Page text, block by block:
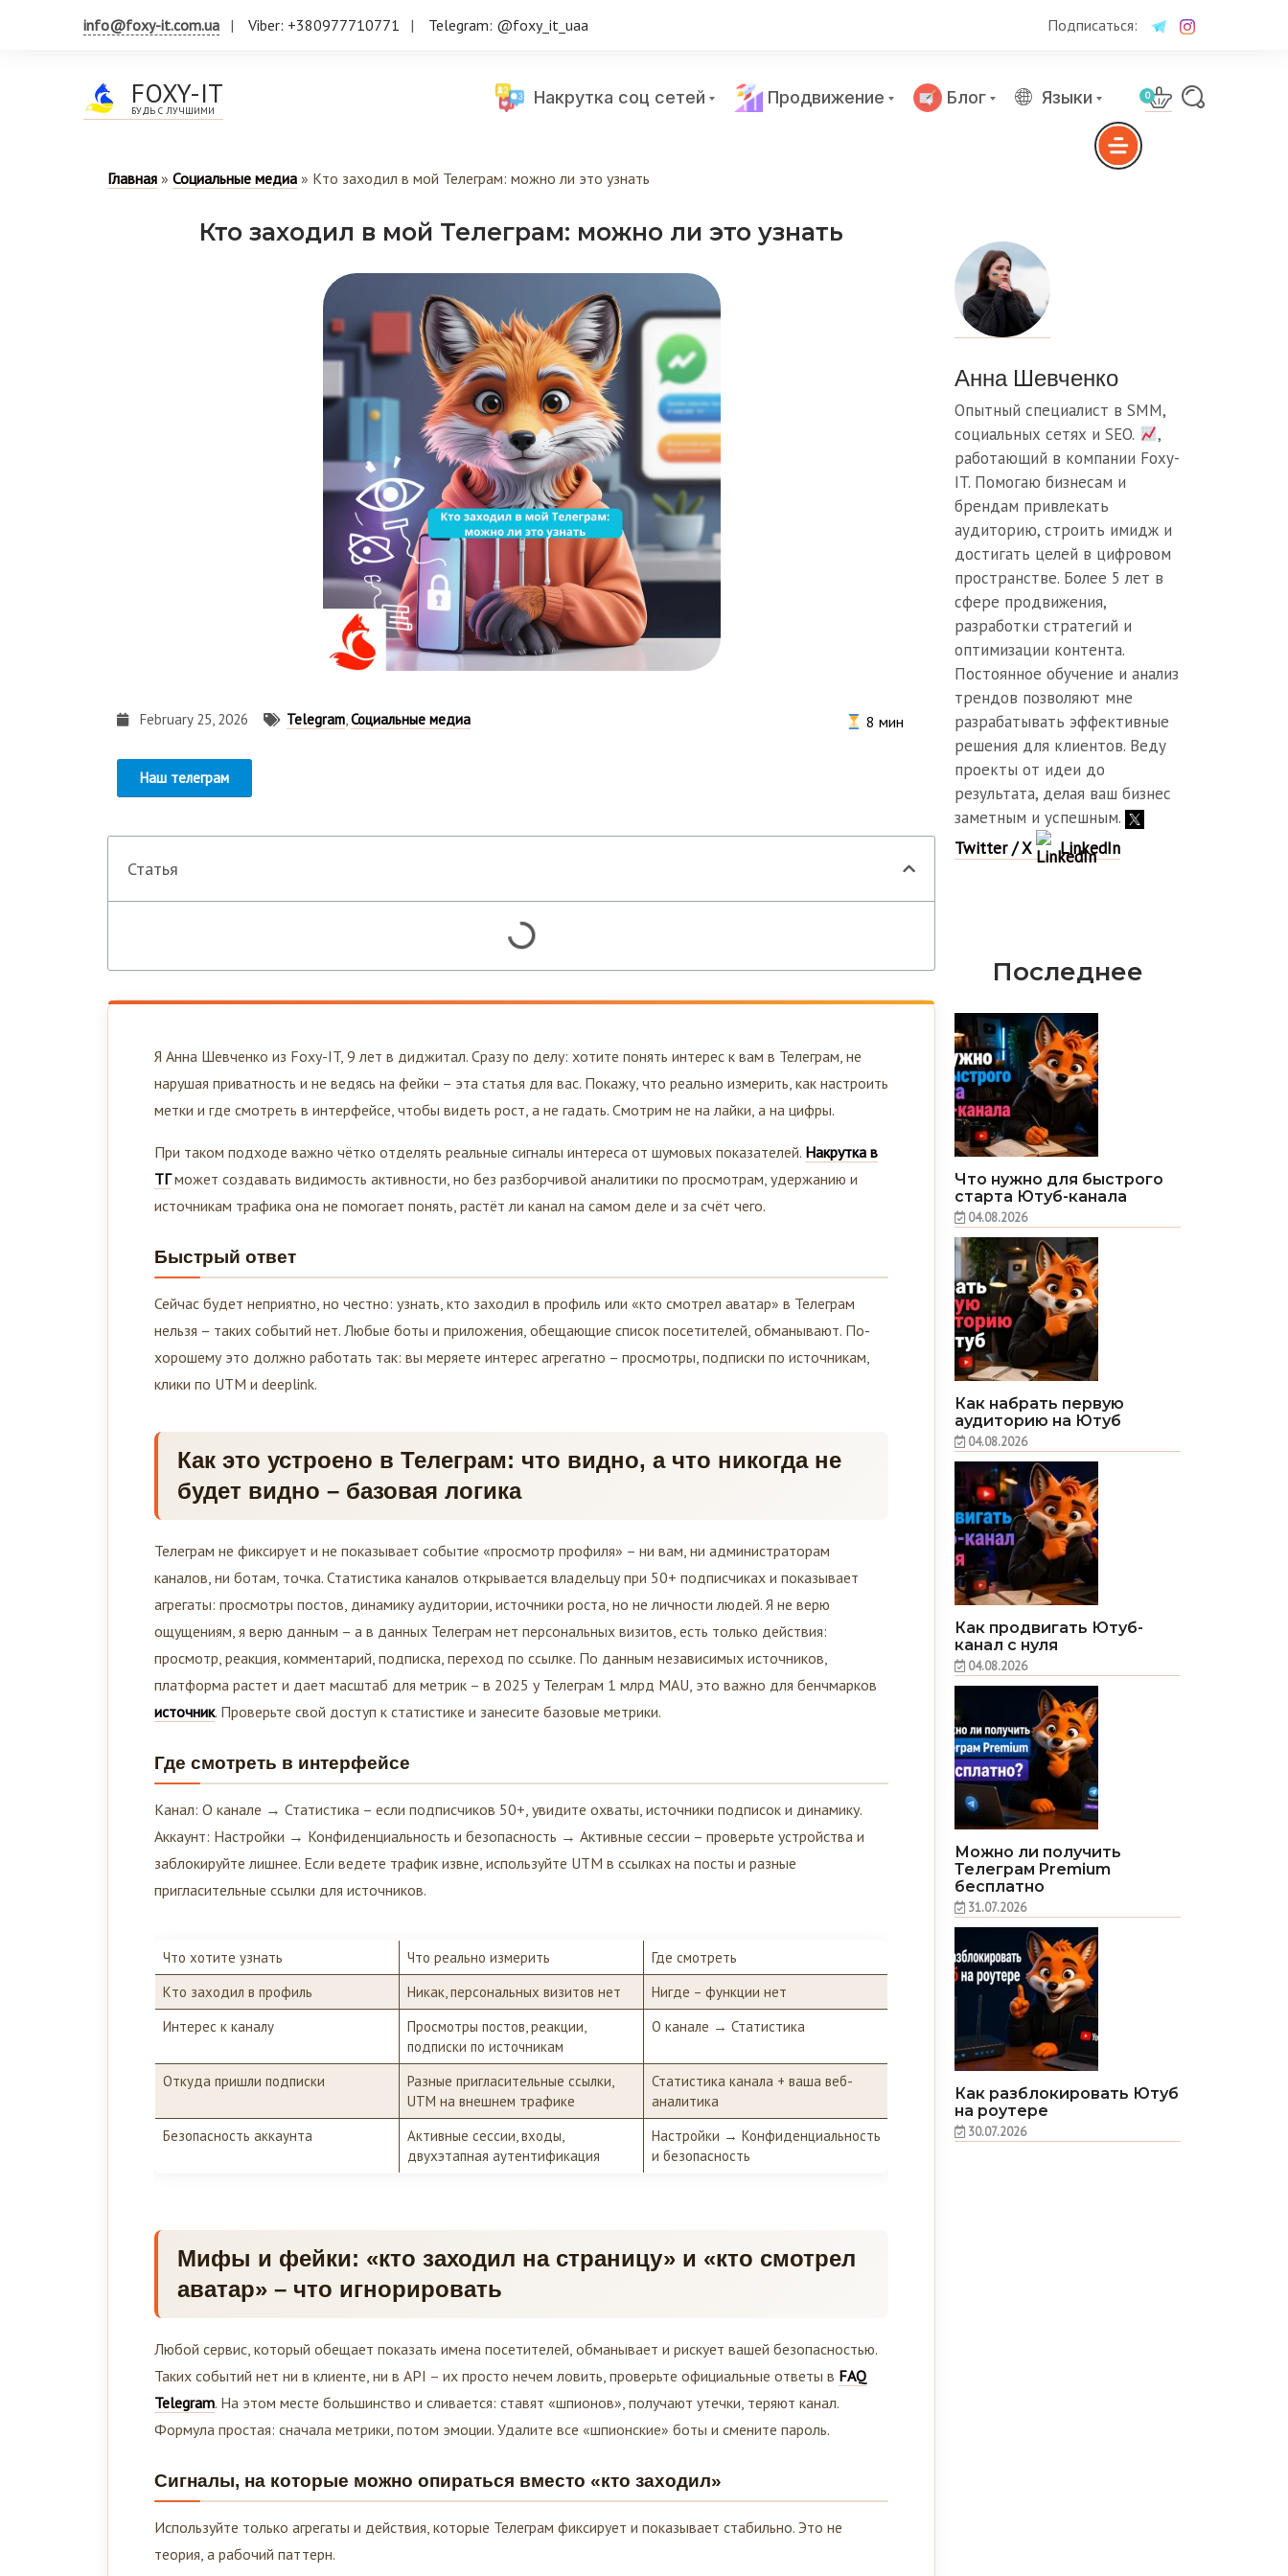
info@foxy-it.com.ua Viber: +380977710771 Telegram: @foxy_it_uaa Подписаться:
FOXY-IT
БУДЬ С ЛУЧШИМИ
Накрутка соц сетей Продвижение Блог Языки 0
Главная » Социальные медиа » Кто заходил в мой Телеграм: можно ли это узнать
Кто заходил в мой Телеграм: можно ли это узнать
February 25, 2026 Telegram,Социальные медиа
Наш телеграм
8 мин
Статья
Я Анна Шевченко из Foxy-IT, 9 лет в диджитал. Сразу по делу: хотите понять интерес к вам в Телеграм, не
нарушая приватность и не ведясь на фейки – эта статья для вас. Покажу, что реально измерить, как настроить
метки и где смотреть в интерфейсе, чтобы видеть рост, а не гадать. Смотрим не на лайки, а на цифры.
При таком подходе важно чётко отделять реальные сигналы интереса от шумовых показателей. Накрутка в
ТГможет создавать видимость активности, но без разборчивой аналитики по просмотрам, удержанию и
источникам трафика она не помогает понять, растёт ли канал на самом деле и за счёт чего.
Быстрый ответ
Сейчас будет неприятно, но честно: узнать, кто заходил в профиль или «кто смотрел аватар» в Телеграм
нельзя – таких событий нет. Любые боты и приложения, обещающие список посетителей, обманывают. По-
хорошему это должно работать так: вы меряете интерес агрегатно – просмотры, подписки по источникам,
клики по UTM и deeplink.
Как это устроено в Телеграм: что видно, а что никогда не
будет видно – базовая логика
Телеграм не фиксирует и не показывает событие «просмотр профиля» – ни вам, ни администраторам
каналов, ни ботам, точка. Статистика каналов открывается владельцу при 50+ подписчиках и показывает
агрегаты: просмотры постов, динамику аудитории, источники роста, но не личности людей. Я не верю
ощущениям, я верю данным – а в данных Телеграм нет персональных визитов, есть только действия:
просмотр, реакция, комментарий, подписка, переход по ссылке. По данным независимых источников,
платформа растет и дает масштаб для метрик – в 2025 у Телеграм 1 млрд MAU, это важно для бенчмарков
источник. Проверьте свой доступ к статистике и занесите базовые метрики.
Где смотреть в интерфейсе
Канал: О канале → Статистика – если подписчиков 50+, увидите охваты, источники подписок и динамику.
Аккаунт: Настройки → Конфиденциальность и безопасность → Активные сессии – проверьте устройства и
заблокируйте лишнее. Если ведете трафик извне, используйте UTM в ссылках на посты и разные
пригласительные ссылки для источников.
Что хотите узнать Что реально измерить
Где смотреть
Кто заходил в профиль
Никак, персональных визитов нет
Нигде – функции нет
Интерес к каналу
Просмотры постов, реакции,
подписки по источникам
О канале → Статистика
Откуда пришли подписки
Разные пригласительные ссылки,
UTM на внешнем трафике
Статистика канала + ваша веб-
аналитика
Безопасность аккаунта
Активные сессии, входы,
двухэтапная аутентификация
Настройки → Конфиденциальность
и безопасность
Мифы и фейки: «кто заходил на страницу» и «кто смотрел
аватар» – что игнорировать
Любой сервис, который обещает показать имена посетителей, обманывает и рискует вашей безопасностью.
Таких событий нет ни в клиенте, ни в API – их просто нечем ловить, проверьте официальные ответы в FAQ
Telegram. На этом месте большинство и сливается: ставят «шпионов», получают утечки, теряют канал.
Формула простая: сначала метрики, потом эмоции. Удалите все «шпионские» боты и смените пароль.
Сигналы, на которые можно опираться вместо «кто заходил»
Используйте только агрегаты и действия, которые Телеграм фиксирует и показывает стабильно. Это не
теория, а рабочий паттерн.
Анна Шевченко
Опытный специалист в SMM,
социальных сетях и SEO.
,
работающий в компании Foxy-
IT. Помогаю бизнесам и
брендам привлекать
аудиторию, строить имидж и
достигать целей в цифровом
пространстве. Более 5 лет в
сфере продвижения,
разработки стратегий и
оптимизации контента.
Постоянное обучение и анализ
трендов позволяют мне
разрабатывать эффективные
решения для клиентов. Веду
проекты от идеи до
результата, делая ваш бизнес
заметным и успешным.
Twitter / X
LinkedIn
Последнее
Что нужно для быстрого
старта Ютуб-канала
04.08.2026
Как набрать первую
аудиторию на Ютуб
04.08.2026
Как продвигать Ютуб-
канал с нуля
04.08.2026
Можно ли получить
Телеграм Premium
бесплатно
31.07.2026
Как разблокировать Ютуб
на роутере
30.07.2026